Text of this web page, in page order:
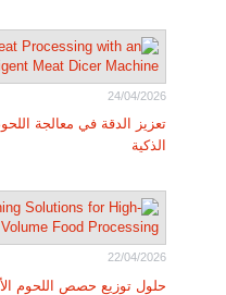
24/04/2026
تعزيز الدقة في معالجة
الذكية
22/04/2026
حلول توزيع حصص اللحوم